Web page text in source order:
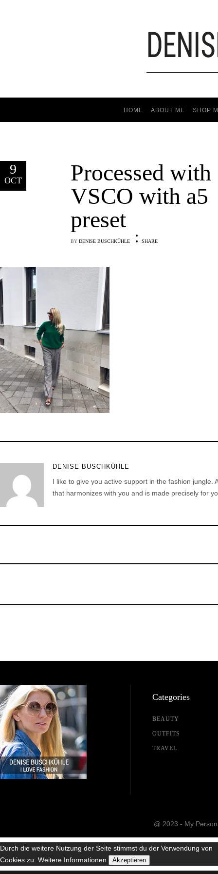
HOME ABOUT ME SHOP
9
OCT
Processed with
VSCO with a5
preset
BY DENISE BUSCHKÜHLE SHARE
DENISE BUSCHKÜHLE
I like to give you active support in the fashion jungle.
that harmonizes with you and is made precisely for
Categories
BEAUTY
OUTFITS
TRAVEL
@ 2023 - My
Durch die weitere Nutzung der Seite stimmst du der Verwendung von
Cookies zu. Weitere Informationen Akzeptieren